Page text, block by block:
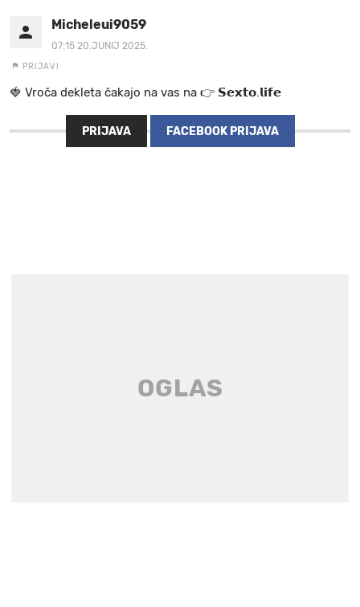
Micheleui9059
07:15 20.JUNIJ 2025.
PRIJAVI
🍓 V r o č a d e k l e t a ča k a jo na va s n a 👉 𝗦𝗲𝘅𝘁𝗼.𝗹𝗶𝗳𝗲
PRIJAVA FACEBOOK PRIJAVA